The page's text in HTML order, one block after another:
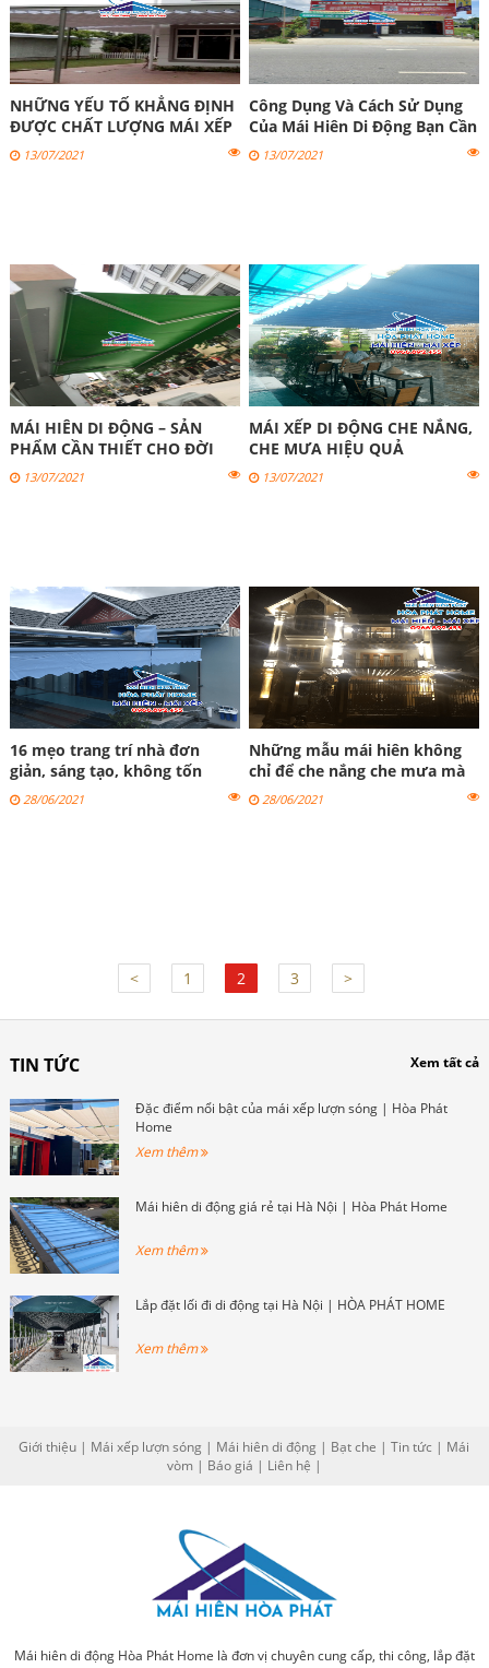
NHỮNG YẾU TỐ KHẲNG ĐỊNH
ĐƯỢC CHẤT LƯỢNG MÁI XẾP
DI ĐỘNG
13/07/2021
Công Dụng Và Cách Sử Dụng
Của Mái Hiên Di Động Bạn Cần
Biết13/07/2021
MÁI HIÊN DI ĐỘNG – SẢN
PHẨM CẦN THIẾT CHO ĐỜI
SỐNG
13/07/2021
MÁI XẾP DI ĐỘNG CHE NẮNG,
CHE MƯA HIỆU QUẢ
13/07/2021
16 mẹo trang trí nhà đơn
giản, sáng tạo, không tốn
kém
28/06/2021
Những mẫu mái hiên không
chỉ để che nắng che mưa mà
còn giúp ngôi nhà đẹp hơn
28/06/2021
< 1 2 3 >
TIN TỨC Xem tất cả
Đặc điểm nổi bật của mái xếp lượn sóng | Hòa Phát
Home
Xem thêm
Mái hiên di động giá rẻ tại Hà Nội | Hòa Phát Home
Xem thêm
Lắp đặt lối đi di động tại Hà Nội | HÒA PHÁT HOME
Xem thêm
Giới thiệu | Mái xếp lượn sóng | Mái hiên di động | Bạt che |Tin tức | Mái
vòm| Báo giá | Liên hệ |
Mái hiên di động Hòa Phát Home là đơn vị chuyên cung cấp, thi công, lắp đặt